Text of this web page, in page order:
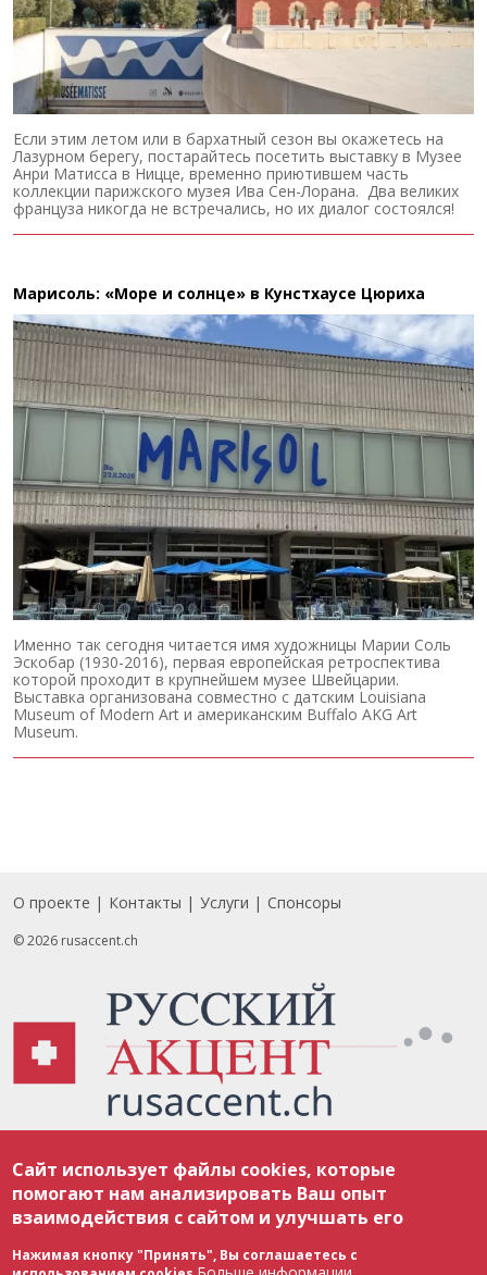
Если этим летом или в бархатный сезон вы окажетесь на
Лазурном берегу, постарайтесь посетить выставку в Музее
Анри Матисса в Ницце, временно приютившем часть
коллекции парижского музея Ива Сен-Лорана. Два великих
француза никогда не встречались, но их диалог состоялся!
Марисоль: «Море и солнце» в Кунстхаусе Цюриха
Именно так сегодня читается имя художницы Марии Соль
Эскобар (1930-2016), первая европейская ретроспектива
которой проходит в крупнейшем музее Швейцарии.
Выставка организована совместно с датским Louisiana
Museum of Modern Art и американским Buffalo AKG Art
Museum.
Footer
О проекте Контакты Услуги Спонсоры
© 2026 rusaccent.ch
соответствии с законодательством Швейцарии об авторском праве и
международными соглашениями. Полное или частичное использование
материалов возможно только с разрешения редакции. В случае полного
или частичного воспроизведения материалов сайта rusaccent.ch,
ОБЯЗАТЕЛЬНА АКТИВНАЯ ГИПЕРССЫЛКА на конкретный заимствованный
текст. Фотоизображения, размещенные редакцией rusaccent.ch, являются
ее исключительной собственностью. Полное или частичное
Сайт использует файлы cookies, которые
помогают нам анализировать Ваш опыт
взаимодействия с сайтом и улучшать его
Нажимая кнопку "Принять", Вы соглашаетесь с